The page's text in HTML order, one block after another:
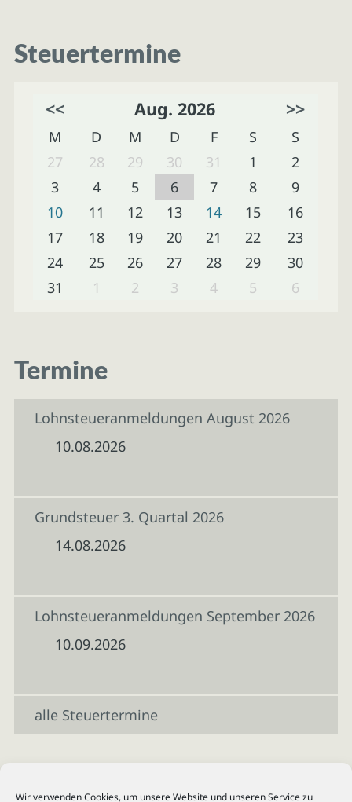
Wir verwenden Cookies, um unsere Website und unseren Service zu
Steuertermine
<< Aug. 2026 >>
M D M D F S
S
27
28 29 30 31 1
2
3
4 5 6 7 8
9
10
11 12 13 14 15
16
17
18 19 20 21 22
23
24
25 26 27 28 29
30
31
1 2 3 4 5 6
Termine
Lohnsteueranmeldungen August 2026
10.08.2026
Grundsteuer 3. Quartal 2026
14.08.2026
Lohnsteueranmeldungen September 2026
10.09.2026
alle Steuertermine